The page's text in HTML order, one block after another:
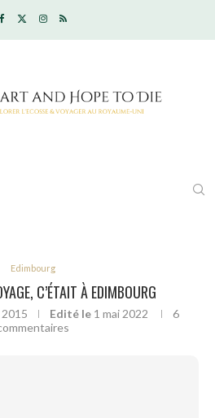
Edimbourg
C’ÉTAIT À EDIMBOURG
Edité le 1 mai 2022
6